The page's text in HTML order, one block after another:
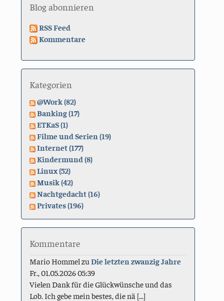
Blog abonnieren
RSS Feed
Kommentare
Kategorien
@Work (82)
Banking (17)
ETKaS (1)
Filme und Serien (19)
Internet (177)
Kindermund (8)
Linux (52)
Musik (42)
Nachtgedacht (16)
Privates (196)
Kommentare
Mario Hommel zuDie letzten zwanzig Jahre
Fr., 01.05.2026 05:39
Vielen Dank für die Glückwünsche und das
Lob. Ich gebe mein bestes, die nä [...]